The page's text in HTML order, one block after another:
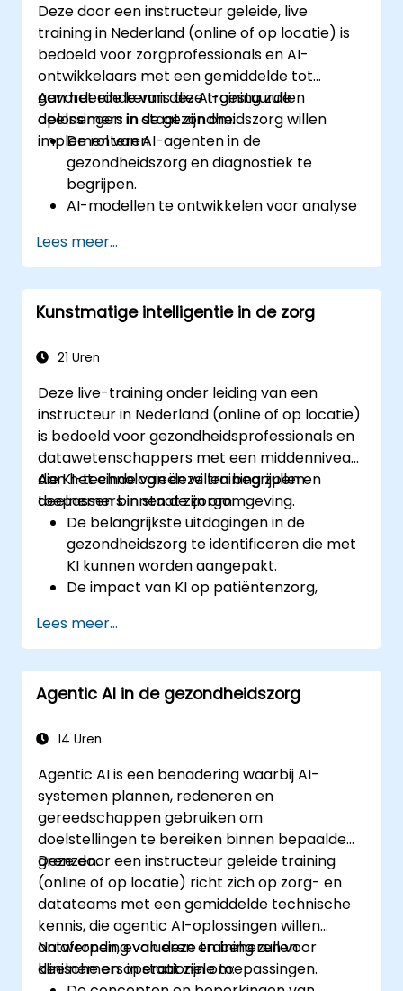
Deze door een instructeur geleide, live
training in Nederland (online of op locatie) is
bedoeld voor zorgprofessionals en AI-
ontwikkelaars met een gemiddelde tot
gevorderde kennis die AI-gestuurde
oplossingen in de gezondheidszorg willen
implementeren.
Aan het einde van deze training zullen
deelnemers in staat zijn om:
De rol van AI-agenten in de
gezondheidszorg en diagnostiek te
begrijpen.
AI-modellen te ontwikkelen voor analyse
diagnostiek.
AI te integreren met elektronische
patiëntendossiers (EHR) en klinische
werkprocessen.
gezondheidszorgreguleringen en ethische
Lees meer...
Kunstmatige intelligentie in de zorg
21 Uren
Deze live-training onder leiding van een
instructeur in Nederland (online of op locatie)
is bedoeld voor gezondheidsprofessionals en
datawetenschappers met een middenniveau
die KI-technologieën willen begrijpen en
toepassen binnen de zorgomgeving.
Aan het einde van deze training zullen
deelnemers in staat zijn om:
De belangrijkste uitdagingen in de
gezondheidszorg te identificeren die met
KI kunnen worden aangepakt.
De impact van KI op patiëntenzorg,
analyseren.
Het verband tussen kunstmatige
intelligentie en zorg-gerelateerde
bedrijfsmodellen te begrijpen.
te passen op praktische situaties binnen
Machine learning-modellen te
ontwikkelen voor het analyseren van
medische gegevens.
Lees meer...
Agentic AI in de gezondheidszorg
14 Uren
Agentic AI is een benadering waarbij AI-
systemen plannen, redeneren en
gereedschappen gebruiken om
doelstellingen te bereiken binnen bepaalde
grenzen.
Deze door een instructeur geleide training
(online of op locatie) richt zich op zorg- en
datateams met een gemiddelde technische
kennis, die agentic AI-oplossingen willen
ontwerpen, evalueren en beheren voor
klinische en operationele toepassingen.
Na afronding van deze training zullen
deelnemers in staat zijn om: